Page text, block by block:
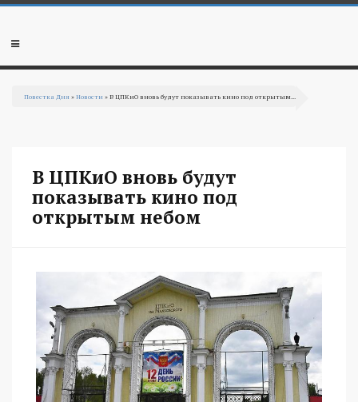
Перейти к основному содержанию
Мобильное
Повестка Дня »Новости » В ЦПКиО вновь будут показывать кино под открытым...
В ЦПКиО вновь будут
показывать кино под
открытым небом